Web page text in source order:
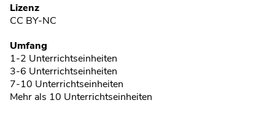
Lizenz
CC BY-NC
Umfang
1-2 Unterrichtseinheiten
3-6 Unterrichtseinheiten
7-10 Unterrichtseinheiten
Mehr als 10 Unterrichtseinheiten